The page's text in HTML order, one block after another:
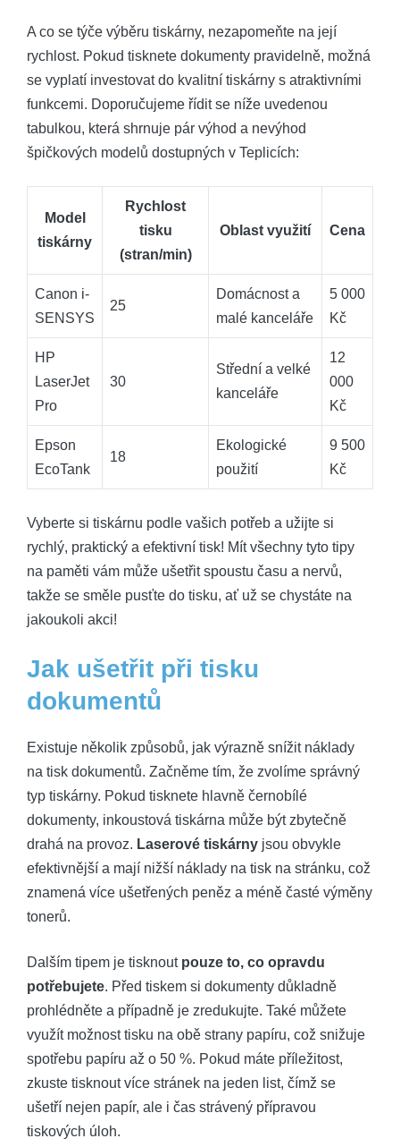
A co se týče výběru tiskárny, nezapomeňte na její
rychlost. Pokud tisknete dokumenty pravidelně, možná
se vyplatí investovat do kvalitní tiskárny s atraktivními
funkcemi. Doporučujeme řídit se níže uvedenou
tabulkou, která shrnuje pár výhod a nevýhod
špičkových modelů dostupných v Teplicích:
Model
tiskárny
Rychlost
tisku
(stran/min)
Oblast využití Cena
Canon i-
SENSYS
25
Domácnost a
malé kanceláře
5 000
Kč
HP
LaserJet
Pro
30
Střední a velké
kanceláře
12
000
Kč
Epson
EcoTank
18
Ekologické
použití
9 500
Kč
Vyberte si tiskárnu podle vašich potřeb a užijte si
rychlý, praktický a efektivní tisk! Mít všechny tyto tipy
na paměti vám může ušetřit spoustu času a nervů,
takže se směle pusťte do tisku, ať už se chystáte na
jakoukoli akci!
Jak ušetřit při tisku
dokumentů
Existuje několik způsobů, jak výrazně snížit náklady
na tisk dokumentů. Začněme tím, že zvolíme správný
typ tiskárny. Pokud tisknete hlavně černobílé
dokumenty, inkoustová tiskárna může být zbytečně
drahá na provoz. Laserové tiskárny jsou obvykle
efektivnější a mají nižší náklady na tisk na stránku, což
znamená více ušetřených peněz a méně časté výměny
tonerů.
Dalším tipem je tisknout pouze to, co opravdu
potřebujete. Před tiskem si dokumenty důkladně
prohlédněte a případně je zredukujte. Také můžete
využít možnost tisku na obě strany papíru, což snižuje
spotřebu papíru až o 50 %. Pokud máte příležitost,
zkuste tisknout více stránek na jeden list, čímž se
ušetří nejen papír, ale i čas strávený přípravou
tiskových úloh.